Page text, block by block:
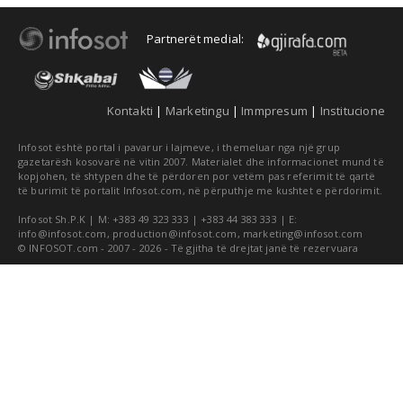
Partnerët medial:
Kontakti | Marketingu | Immpresum | Institucione
Infosot është portal i pavarur i lajmeve, i themeluar nga një grup
gazetarësh kosovarë në vitin 2007. Materialet dhe informacionet mund të
kopjohen, të shtypen dhe të përdoren por vetëm pas referimit të qartë
të burimit të portalit Infosot.com, në përputhje me kushtet e përdorimit.
Infosot Sh.P.K | M: +383 49 323 333 | +383 44 383 333 | E:
info@infosot.com , production@infosot.com , marketing@infosot.com
© INFOSOT.com - 2007 - 2026 - Të gjitha të drejtat janë të rezervuara